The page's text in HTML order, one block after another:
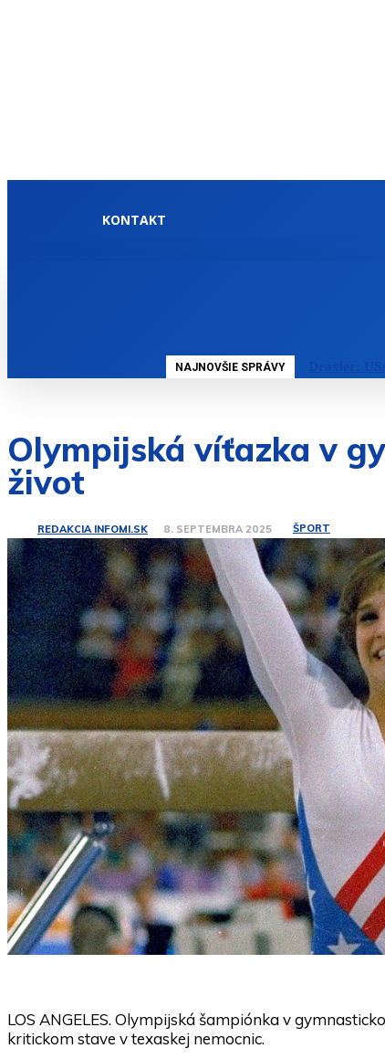
KONTAKT
NAJNOVŠIE SPRÁVY Draxler:
Olympijská víťazka v
život
REDAKCIA INFOMI.SK 8. SEPTEMBRA 2025 ŠPORT
LOS ANGELES. Olympijská šampiónka v
kritickom stave v texaskej nemocnic.